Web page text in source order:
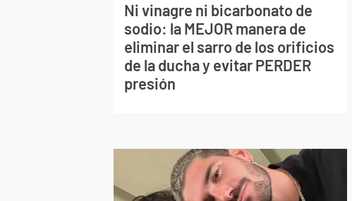
Ni vinagre ni bicarbonato de
sodio: la MEJOR manera de
eliminar el sarro de los orificios
de la ducha y evitar PERDER
presión